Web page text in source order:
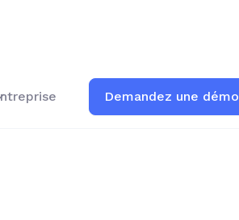
Demandez une démo